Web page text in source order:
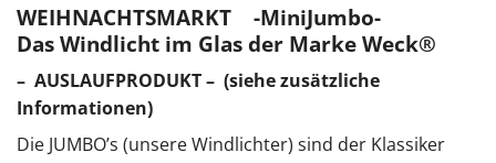
WEIHNACHTSMARKT -MiniJumbo-
Das Windlicht im Glas der Marke Weck®
– AUSLAUFPRODUKT – (siehe zusätzliche
Informationen)
Die JUMBO’s (unsere Windlichter) sind der Klassiker